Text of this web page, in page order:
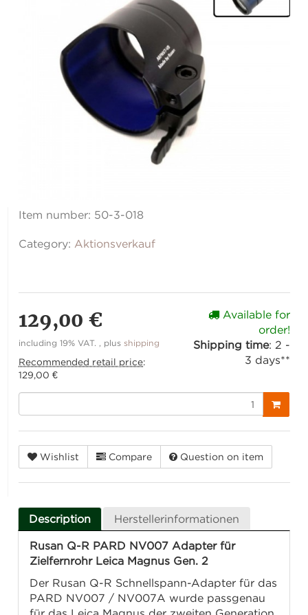
Item number: 50-3-018
Category: Aktionsverkauf
129,00 €
including 19% VAT. , plus shipping
Recommended retail price:
129,00 €
Available for
order!
Shipping time: 2 -
3 days**
Wishlist Compare Question on item
Description Herstellerinformationen
Rusan Q-R PARD NV007 Adapter für
Zielfernrohr Leica Magnus Gen. 2
Der Rusan Q-R Schnellspann-Adapter für das
PARD NV007 / NV007A wurde passgenau